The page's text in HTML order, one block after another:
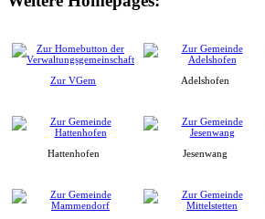
Zur VGem Adelshofen
Hattenhofen Jesenwang